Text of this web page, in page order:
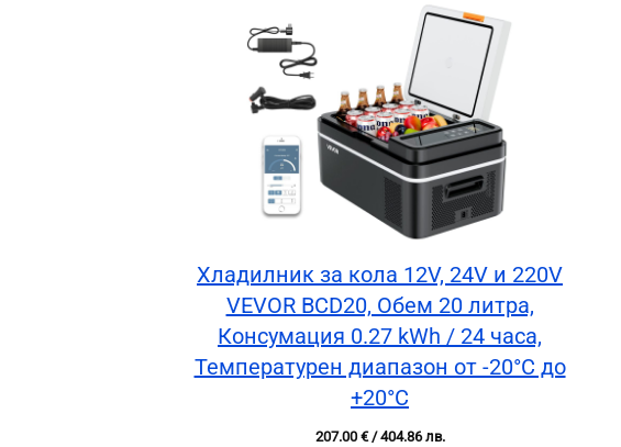
Хладилник за кола 12V, 24V и 220V
VEVOR BCD20, Обем 20 литра,
Консумация 0.27 kWh / 24 часа,
Температурен диапазон от -20°C до
+20°C
207.00 €/ 404.86 лв.